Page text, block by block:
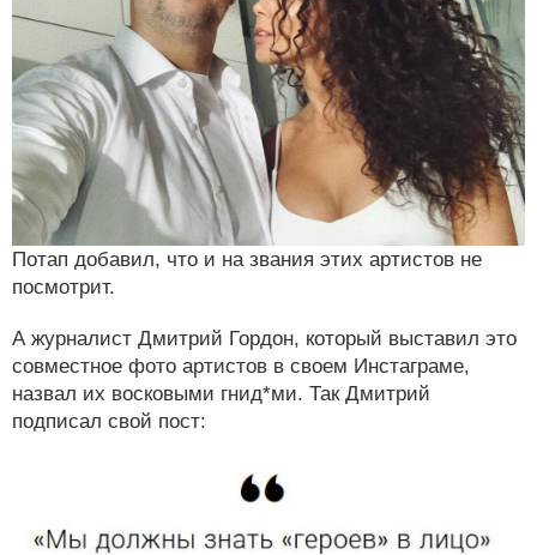
Потап добавил, что и на звания этих артистов не
посмотрит.
А журналист Дмитрий Гордон, который выставил это
совместное фото артистов в своем Инстаграме,
назвал их восковыми гнид*ми. Так Дмитрий
подписал свой пост: